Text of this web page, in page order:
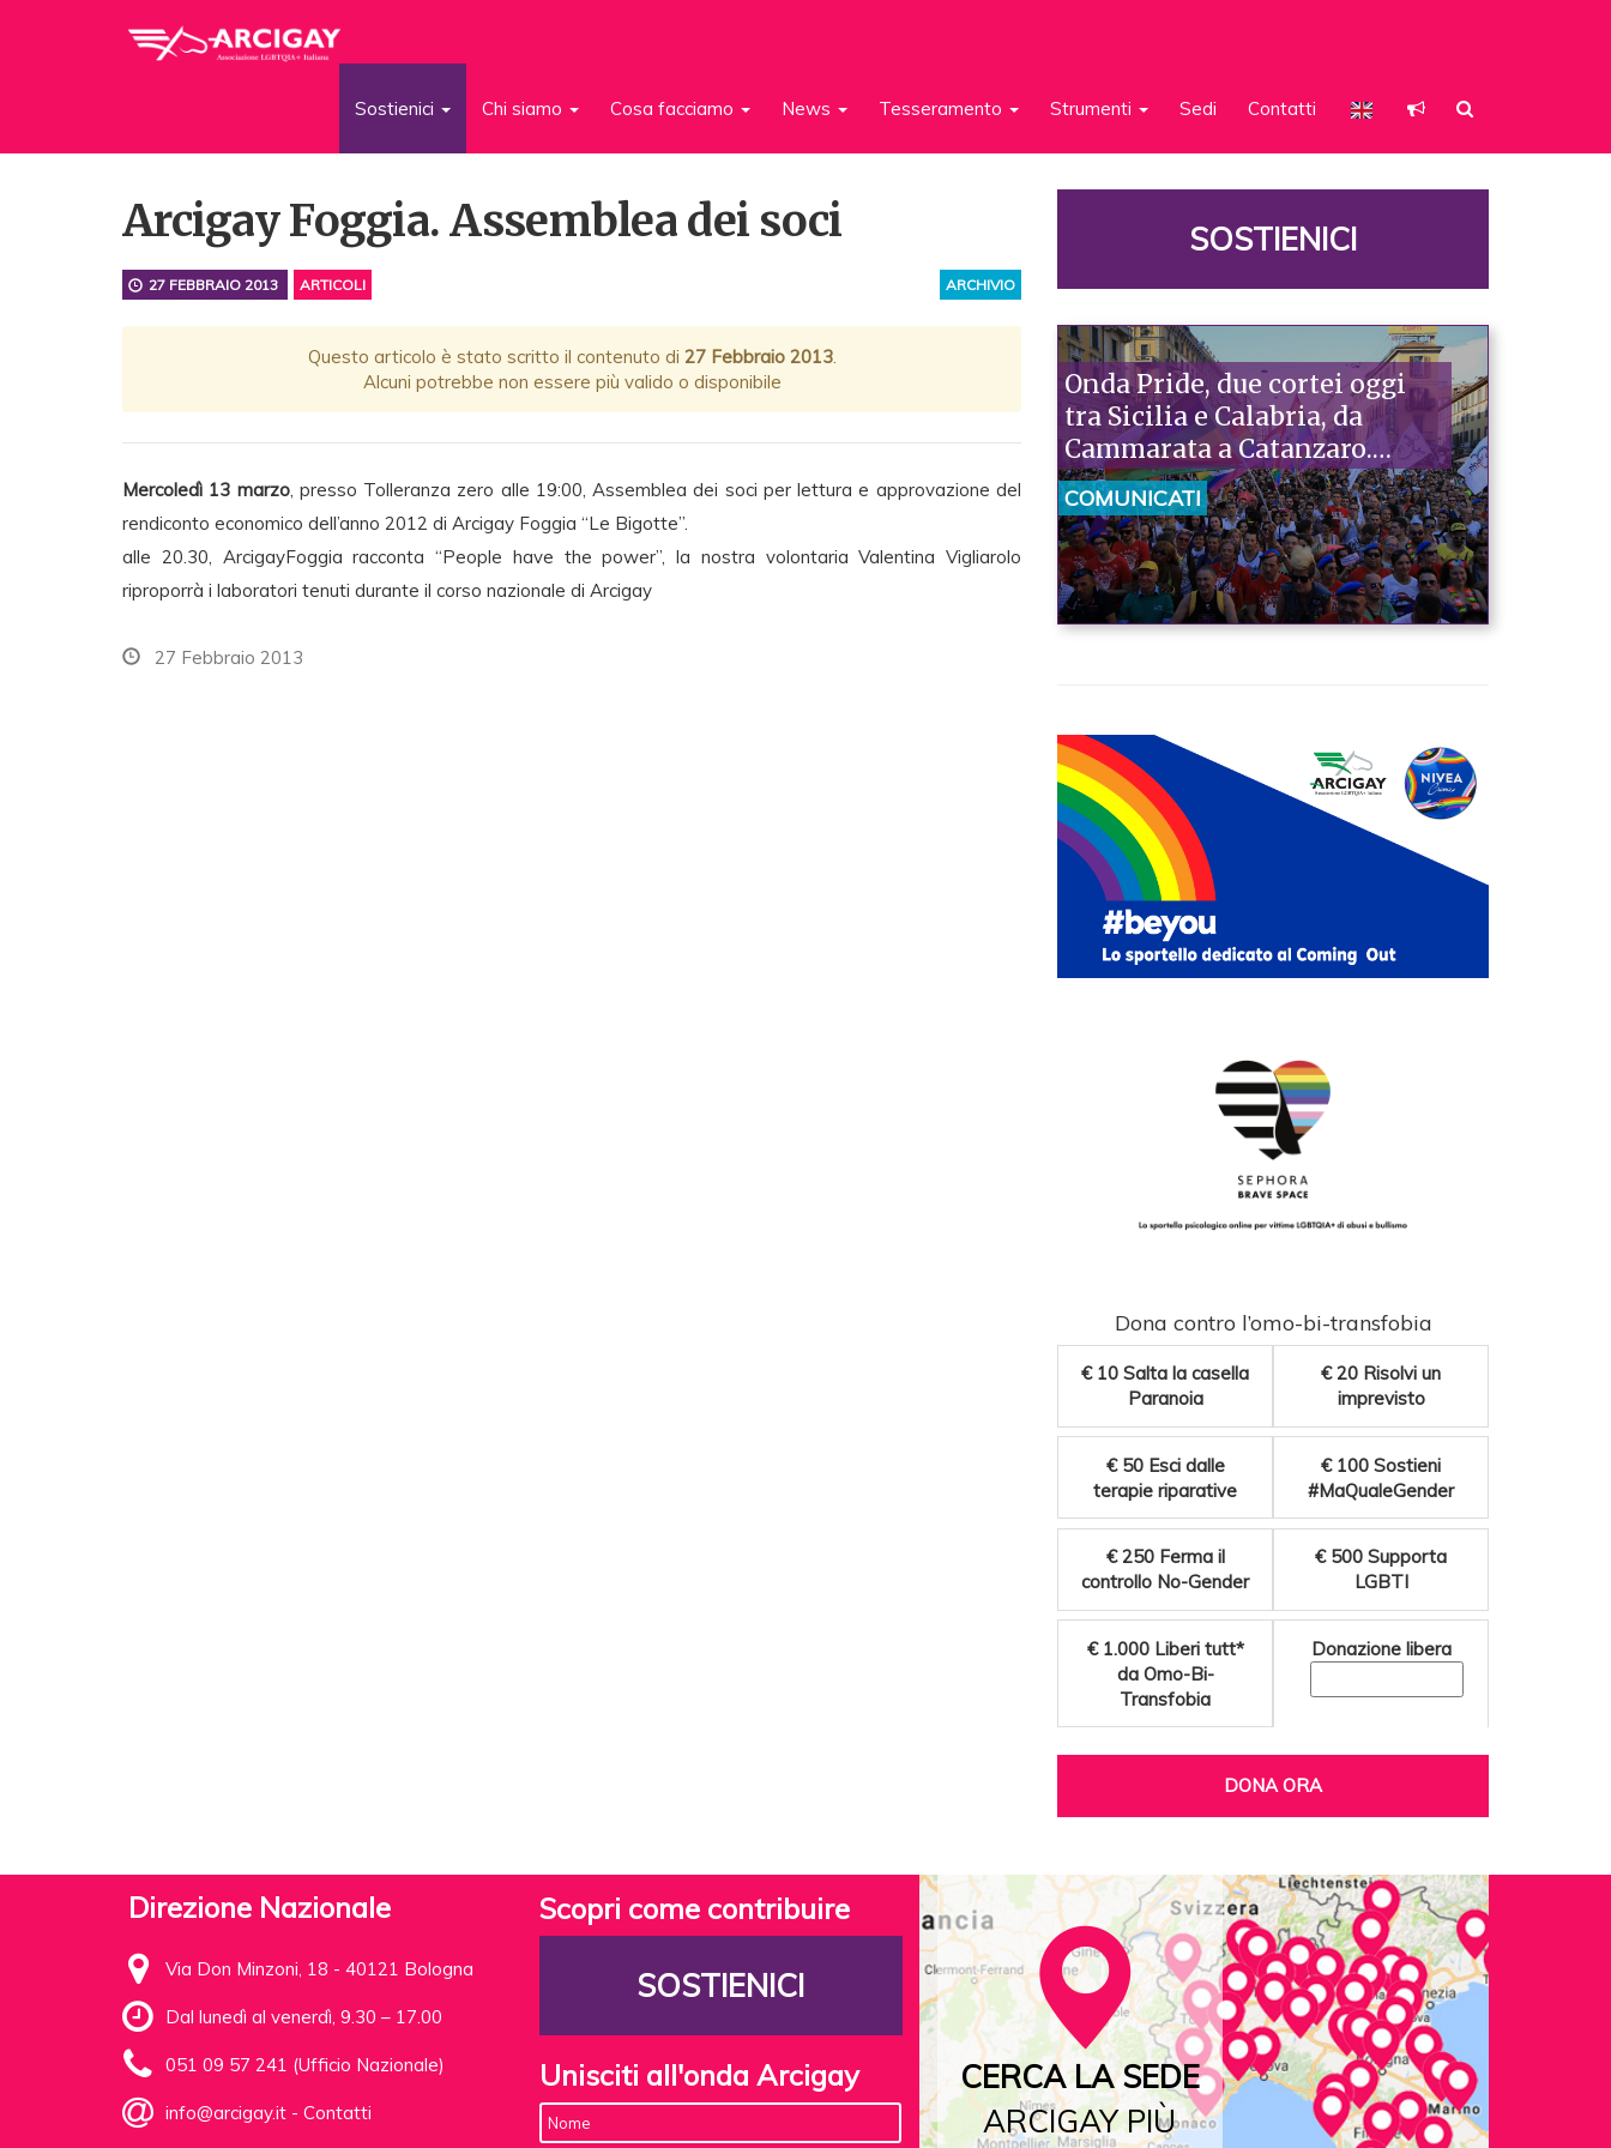
Sostienici Chi siamo Cosa facciamo News Tesseramento Strumenti Sedi Contatti
Arcigay Foggia. Assemblea dei soci
ARCHIVIO
27 FEBBRAIO 2013 ARTICOLI
Questo articolo è stato scritto il contenuto di 27 Febbraio 2013.
Alcuni potrebbe non essere più valido o disponibile
Mercoledì 13 marzo, presso Tolleranza zero alle 19:00, Assemblea dei soci per lettura e approvazione del
rendiconto economico dell’anno 2012 di Arcigay Foggia “Le Bigotte”.
alle 20.30, ArcigayFoggia racconta “People have the power”, la nostra volontaria Valentina Vigliarolo
riproporrà i laboratori tenuti durante il corso nazionale di Arcigay
27 Febbraio 2013
SOSTIENICI
Onda Pride, due cortei oggi
tra Sicilia e Calabria, da
Cammarata a Catanzaro.
Piazzoni: «Raccontano la
nostra ostinazione»
COMUNICATI
Dona contro l’omo-bi-transfobia
€ 10 Salta la casella
Paranoia
€ 20 Risolvi un
imprevisto
€ 50 Esci dalle
terapie riparative
€ 100 Sostieni
#MaQualeGender
€ 250 Ferma il
controllo No-Gender
€ 500 Supporta
LGBTI
€ 1.000 Liberi tutt*
da Omo-Bi-
Transfobia
Donazione libera
DONA ORA
Direzione Nazionale
Via Don Minzoni, 18 - 40121 Bologna
Dal lunedì al venerdì, 9.30 – 17.00
051 09 57 241 (Ufficio Nazionale)
info@arcigay.it - Contatti
Scopri come contribuire
SOSTIENICI
Unisciti all'onda Arcigay
CERCA LA SEDE
ARCIGAY PIÙ